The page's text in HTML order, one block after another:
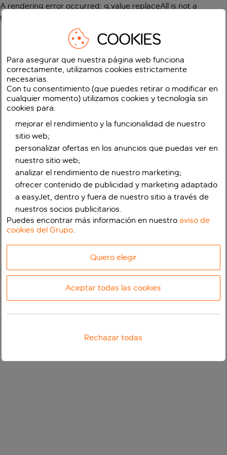
A rendering error occurred: g.value.replaceAll is not a
function
COOKIES
Para asegurar que nuestra página web funciona
correctamente, utilizamos cookies estrictamente
necesarias.
Con tu consentimiento (que puedes retirar o modificar en
cualquier momento) utilizamos cookies y tecnología sin
cookies para:
mejorar el rendimiento y la funcionalidad de nuestro
sitio web;
personalizar ofertas en los anuncios que puedas ver en
nuestro sitio web;
analizar el rendimiento de nuestro marketing;
ofrecer contenido de publicidad y marketing adaptado
a easyJet, dentro y fuera de nuestro sitio a través de
nuestros socios publicitarios.
Puedes encontrar más información en nuestroaviso de
cookies del Grupo.
Quiero elegir
Aceptar todas las cookies
Rechazar todas